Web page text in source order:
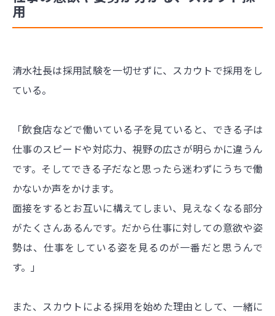
用
清水社長は採用試験を一切せずに、スカウトで採用をし
ている。
「飲食店などで働いている子を見ていると、できる子は
仕事のスピードや対応力、視野の広さが明らかに違うん
です。そしてできる子だなと思ったら迷わずにうちで働
かないか声をかけます。
面接をするとお互いに構えてしまい、見えなくなる部分
がたくさんあるんです。だから仕事に対しての意欲や姿
勢は、仕事をしている姿を見るのが一番だと思うんで
す。」
また、スカウトによる採用を始めた理由として、一緒に